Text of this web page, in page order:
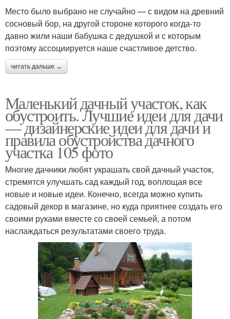
Место было выбрано не случайно — с видом на древний
сосновый бор, на другой стороне которого когда-то
давно жили наши бабушка с дедушкой и с которым
поэтому ассоциируется наше счастливое детство.
читать дальше →
Маленький дачный участок, как
обустроить. Лучшие идеи для дачи
— дизайнерские идеи для дачи и
правила обустройства дачного
участка 105 фото
Многие дачники любят украшать свой дачный участок,
стремятся улучшать сад каждый год, воплощая все
новые и новые идеи. Конечно, всегда можно купить
садовый декор в магазине, но куда приятнее создать его
своими руками вместе со своей семьей, а потом
наслаждаться результатами своего труда.